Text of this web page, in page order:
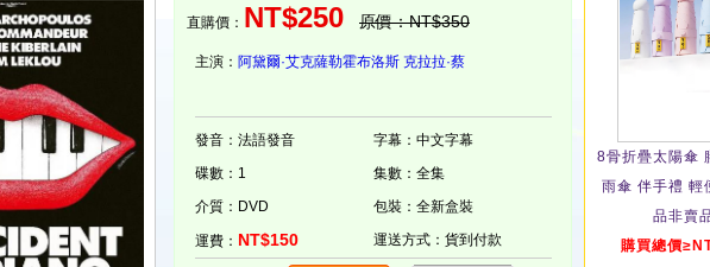
直購價： NT$250 原價：NT$350
主演： 阿黛爾·艾克薩勒霍布洛斯 克拉拉·蔡
發音：法語發音
字幕：中文字幕
碟數：1
集數：全集
介質：DVD
包裝：全新盒裝
運費： NT$150 運送方式：貨到付款
8骨折疊太陽傘
雨傘 伴手禮 輕
品非賣
購買總價